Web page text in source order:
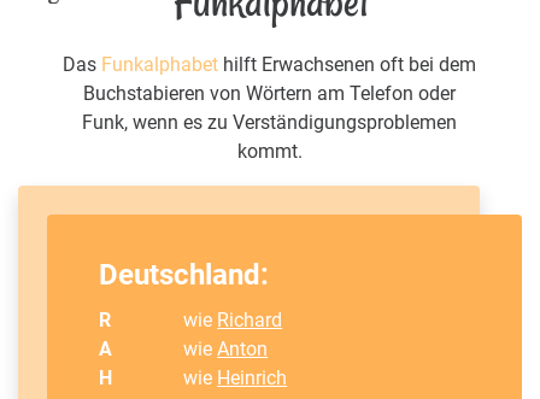
Das Funkalphabet hilft Erwachsenen oft bei dem
Buchstabieren von Wörtern am Telefon oder
Funk, wenn es zu Verständigungsproblemen
kommt.
Deutschland:
R wie Richard
A
wieAnton
H
wie Heinrich